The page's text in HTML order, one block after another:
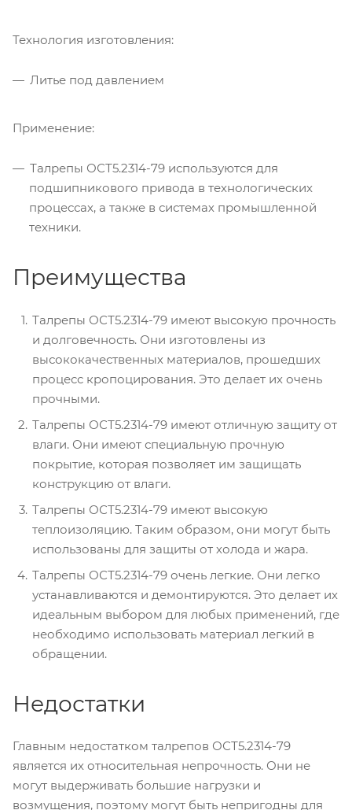
Технология изготовления:
Литье под давлением
Применение:
Талрепы ОСТ5.2314-79 используются для
подшипникового привода в технологических
процессах, а также в системах промышленной
техники.
Преимущества
Талрепы ОСТ5.2314-79 имеют высокую прочность
и долговечность. Они изготовлены из
высококачественных материалов, прошедших
процесс кропоцирования. Это делает их очень
прочными.
Талрепы ОСТ5.2314-79 имеют отличную защиту от
влаги. Они имеют специальную прочную
покрытие, которая позволяет им защищать
конструкцию от влаги.
Талрепы ОСТ5.2314-79 имеют высокую
теплоизоляцию. Таким образом, они могут быть
использованы для защиты от холода и жара.
Талрепы ОСТ5.2314-79 очень легкие. Они легко
устанавливаются и демонтируются. Это делает их
идеальным выбором для любых применений, где
необходимо использовать материал легкий в
обращении.
Недостатки
Главным недостатком талрепов ОСТ5.2314-79
является их относительная непрочность. Они не
могут выдерживать большие нагрузки и
возмущения, поэтому могут быть непригодны для